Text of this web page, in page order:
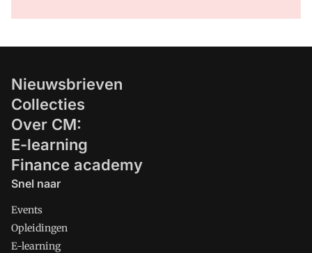
Nieuwsbrieven
Collecties
Over CM:
E-learning
Finance academy
Snel naar
Events
Opleidingen
E-learning